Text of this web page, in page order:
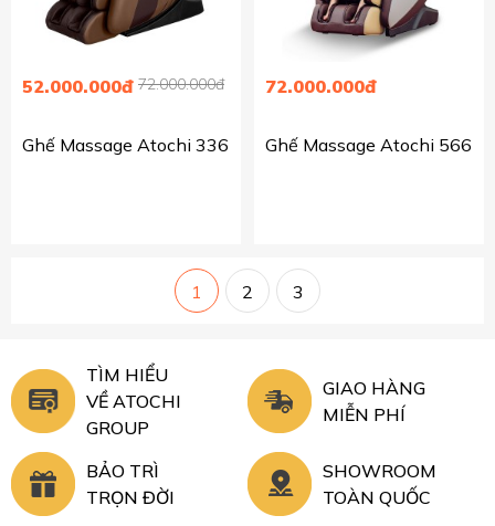
52.000.000đ 72.000.000đ
Ghế Massage Atochi 336
72.000.000đ
Ghế Massage Atochi 566
1 2 3
TÌM HIỂU
VỀ ATOCHI
GROUP
GIAO HÀNG
MIỄN PHÍ
BẢO TRÌ
TRỌN ĐỜI
SHOWROOM
TOÀN QUỐC